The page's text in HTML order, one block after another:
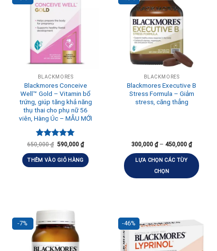
BLACKMORES
Blackmores Conceive
Well™ Gold – Vitamin bổ
trứng, giúp tăng khả năng
thụ thai cho phụ nữ 56
viên, Hàng Úc – MẪU MỚI
Được xếp
hạng5.00
5 sao
650,000₫ 590,000 ₫
THÊM VÀO GIỎ HÀNG
BLACKMORES
Blackmores Executive B
Stress Formula – Giảm
stress, căng thẳng
300,000 ₫– 450,000 ₫
LỰA CHỌN CÁC TÙY
CHỌN
-7% -46%